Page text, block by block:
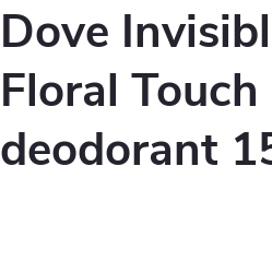
Dove
Floral Touch
deodorant